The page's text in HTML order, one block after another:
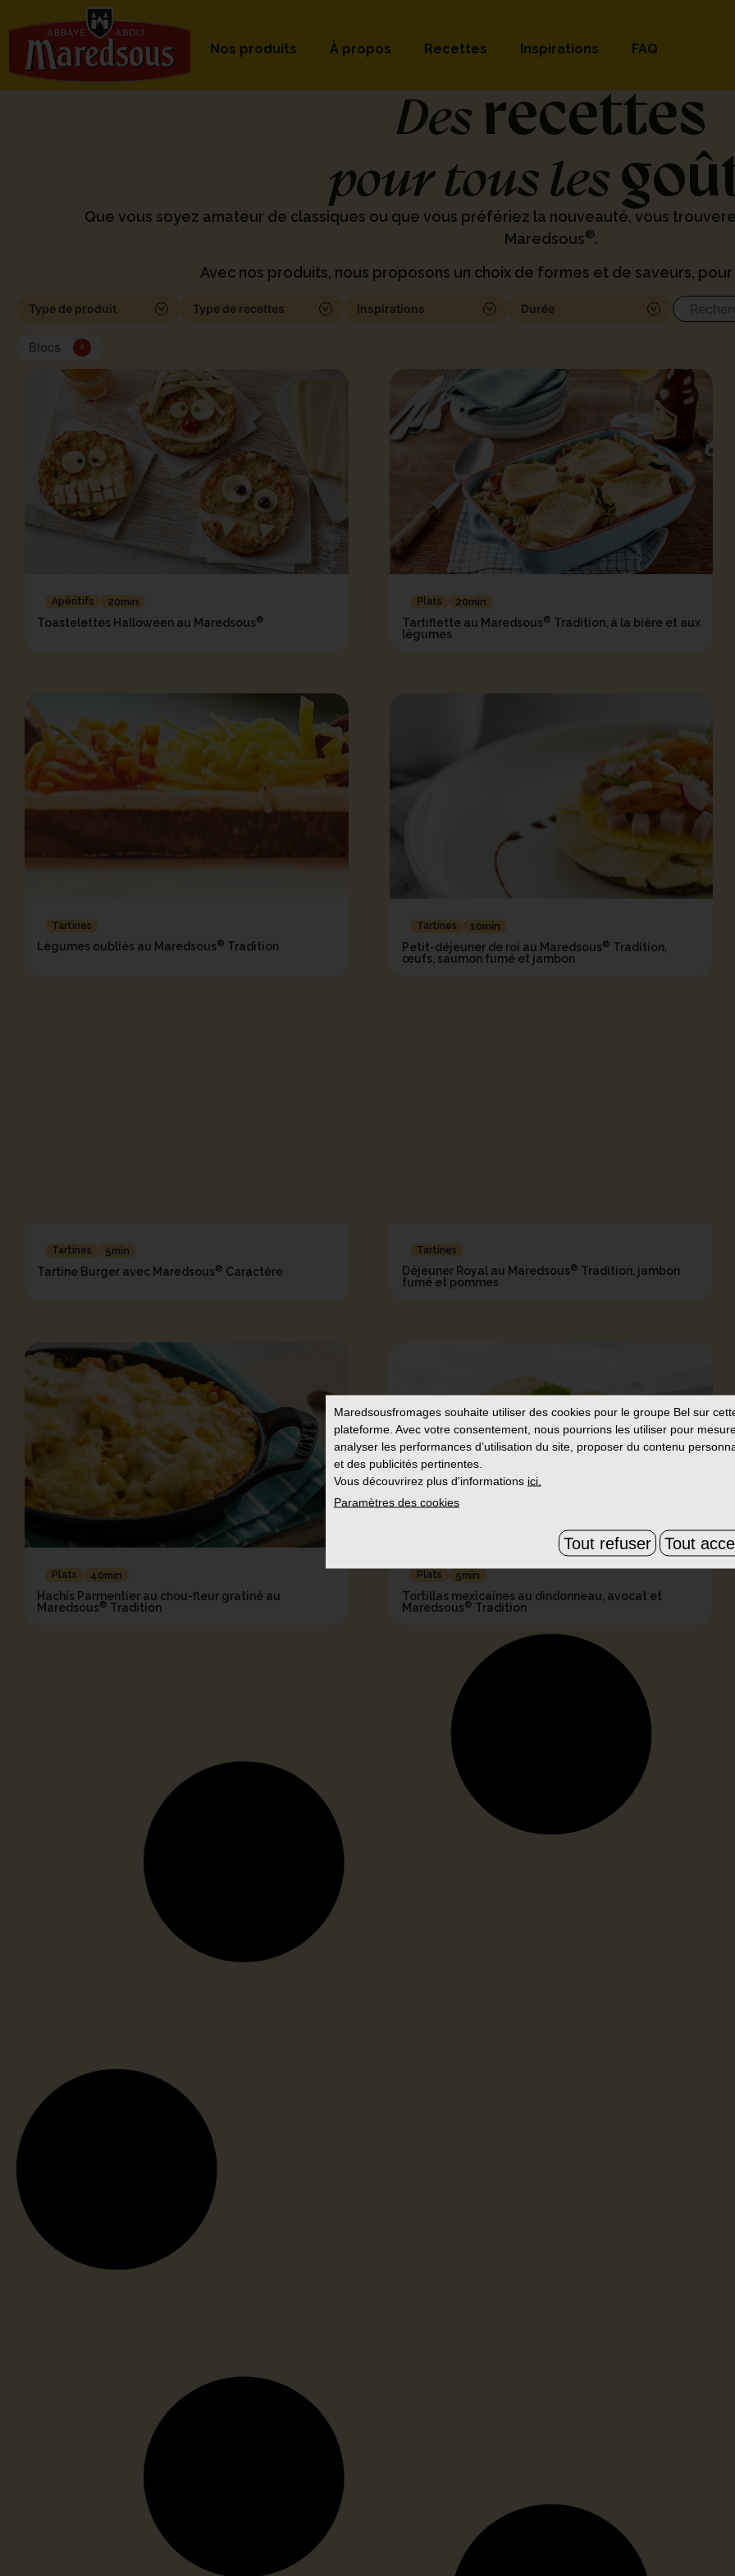
Nos produits À propos Recettes Inspirations FAQ
Desrecettes
pour tous les
Que vous soyez amateur de classiques ou que vous préfériez la nouveauté, vous
Maredsous®.
Avec nos produits, nous proposons un choix de formes et de saveurs,
Type de produit Type de recettes Inspirations Durée
Blocs x
Apéritifs 20min
Toastelettes Halloween au Maredsous®
Plats 20min
Tartiflette au Maredsous® Tradition, à la bière et aux
légumes
Tartines
Légumes oubliés au Maredsous® Tradition
Tartines 10min
Petit-déjeuner de roi au Maredsous® Tradition,
œufs, saumon fumé et jambon
Tartines 5min
Tartine Burger avec Maredsous® Caractère
Tartines
Déjeuner Royal au Maredsous® Tradition, jambon
fumé et pommes
Plats 40min
Hachis Parmentier au chou-fleur gratiné au
Maredsous® Tradition
Plats 5min
Tortillas mexicaines au dindonneau, avocat et
Maredsous® Tradition
Maredsousfromages souhaite utiliser des cookies pour le groupe Bel sur
plateforme. Avec votre consentement, nous pourrions les utiliser pour
analyser les performances d’utilisation du site, proposer du contenu
et des publicités pertinentes.
Vous découvrirez plus d'informations ici.
Paramètres des cookies
Tout refuser Tout